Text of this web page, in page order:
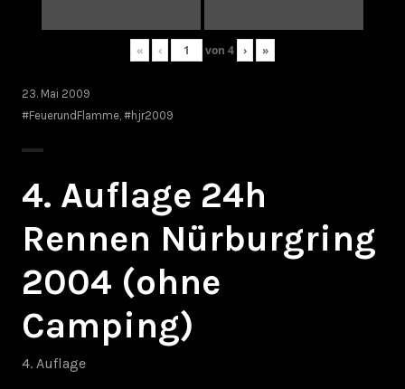
« ‹ von 4 › »
23. Mai 2009
#FeuerundFlamme #hjr2009
4. Auflage 24h
Rennen Nürburgring
2004 (ohne
Camping)
4. Auflage